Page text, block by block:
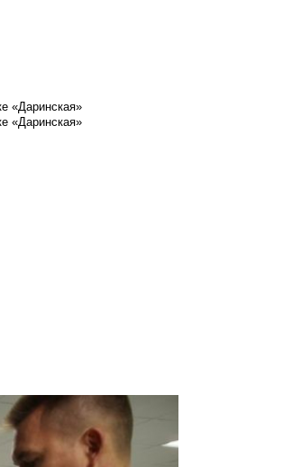
«Даринская»
«Даринская»